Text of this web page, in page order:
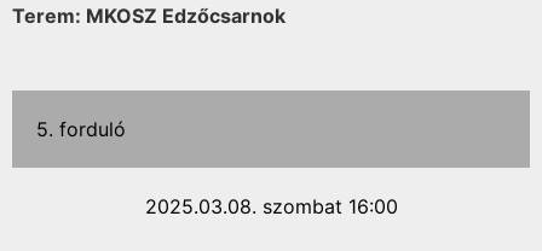
Terem: MKOSZ Edzőcsarnok
5. forduló
2025.03.08. szombat 16:00